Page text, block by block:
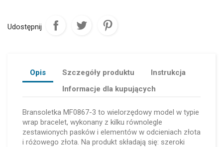
Udostępnij
Opis Szczegóły produktu
Instrukcja
Informacje dla kupujących
Bransoletka MF0867-3 to wielorzędowy model w typie
wrap bracelet, wykonany z kilku równolegle
zestawionych pasków i elementów w odcieniach złota
i różowego złota. Na produkt składają się: szeroki